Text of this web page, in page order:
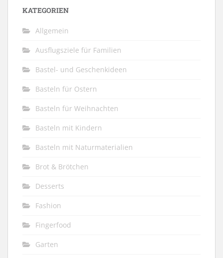
KATEGORIEN
Allgemein
Ausflugsziele für Familien
Bastel- und Geschenkideen
Basteln für Ostern
Basteln für Weihnachten
Basteln mit Kindern
Basteln mit Naturmaterialien
Brot & Brötchen
Desserts
Fashion
Fingerfood
Garten